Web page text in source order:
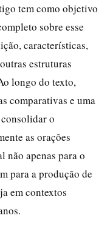
tem como objetivo
sobre esse
características,
estruturas
longo do texto,
comparativas e uma
o
as orações
não apenas para o
para a produção de
em contextos